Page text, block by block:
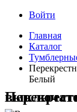
Войти
Главная
Каталог
Белый
Перекрестный